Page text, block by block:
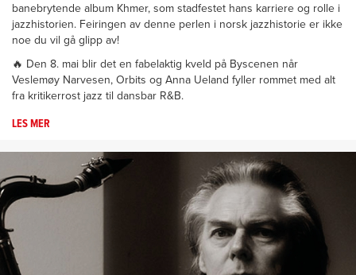
banebrytende album Khmer, som stadfestet hans karriere og rolle i
jazzhistorien. Feiringen av denne perlen i norsk jazzhistorie er ikke
noe du vil gå glipp av!
🔥 Den 8. mai blir det en fabelaktig kveld på Byscenen når
Veslemøy Narvesen, Orbits og Anna Ueland fyller rommet med alt
fra kritikerrost jazz til dansbar R&B.
LES MER
6
ARTISTER